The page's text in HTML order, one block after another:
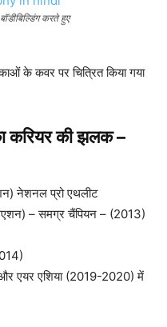
करते हुए
के कवर पर चित्रित किया गया
करियर की झलक–
नेशनल प्रो एथलीट
– समग्र चैंपियन – (2013)
एयर एशिया (2019-2020) में